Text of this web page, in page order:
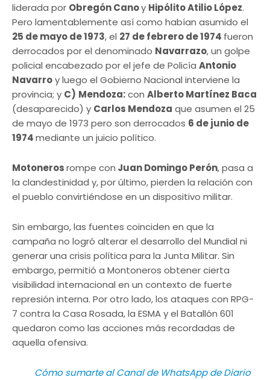
liderada por Obregón Canoy Hipólito Atilio López.
Pero lamentablemente así como habían asumido el
25 de mayo de 1973, el 27 de febrero de 1974 fueron
derrocados por el denominado Navarrazo, un golpe
policial encabezado por el jefe de Policía Antonio
Navarroy luego el Gobierno Nacional interviene la
provincia; y C) Mendoza:con Alberto Martínez Baca
(desaparecido) y Carlos Mendoza que asumen el 25
de mayo de 1973 pero son derrocados 6 de junio de
1974mediante un juicio político.
Motonerosrompe con Juan Domingo Perón, pasa a
la clandestinidad y, por último, pierden la relación con
el pueblo convirtiéndose en un dispositivo militar.
Sin embargo, las fuentes coinciden en que la
campaña no logró alterar el desarrollo del Mundial ni
generar una crisis política para la Junta Militar. Sin
embargo, permitió a Montoneros obtener cierta
visibilidad internacional en un contexto de fuerte
represión interna. Por otro lado, los ataques con RPG-
7 contra la Casa Rosada, la ESMA y el Batallón 601
quedaron como las acciones más recordadas de
aquella ofensiva.
Cómo sumarte al Canal de WhatsApp de Diario